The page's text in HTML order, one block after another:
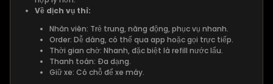
Về dịch vụ thì:
Nhân viên: Trẻ trung, năng động, phục vụ nhanh.
Order: Dễ dàng, có thể qua app hoặc gọi trực tiếp.
Thời gian chờ: Nhanh, đặc biệt là refill nước lẩu.
Thanh toán: Đa dạng.
Giữ xe: Có chỗ để xe máy.